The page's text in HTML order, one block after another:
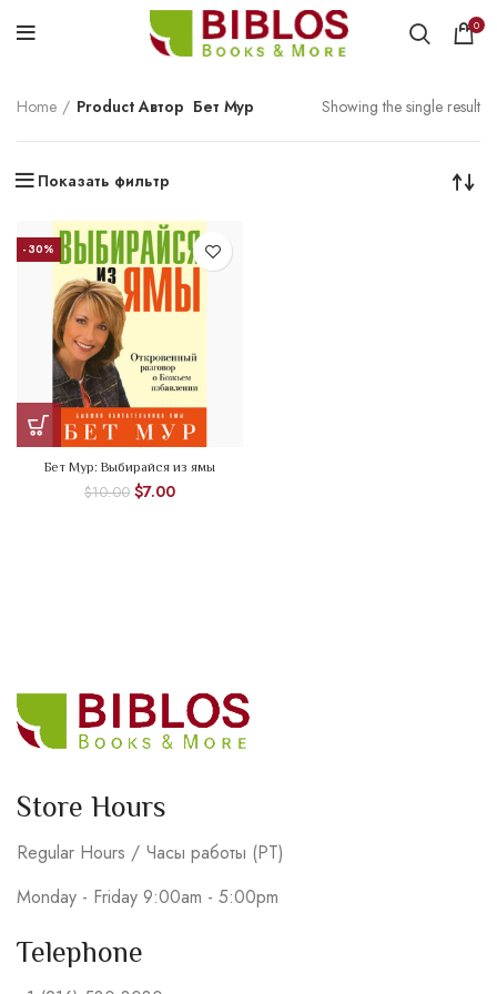
0
Home Product Автор Бет Мур Showing the single result
Показать фильтр
-30%
Бет Мур: Выбирайся из ямы
$10.00 $7.00
Store Hours
Regular Hours / Часы работы (PT)
Monday - Friday 9:00am - 5:00pm
Telephone